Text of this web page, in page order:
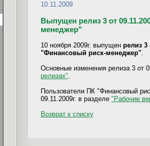
10.11.2009
Выпущен релиз 3 от
менеджер"
10 ноября 2009г. выпущен релиз 3
"Финансовый риск-менеджер"
Основные изменения релиза 3 от
релизах"
Пользователи ПК "Финансовый
09.11.2009г. в разделе "Рабочие
Возврат к списку